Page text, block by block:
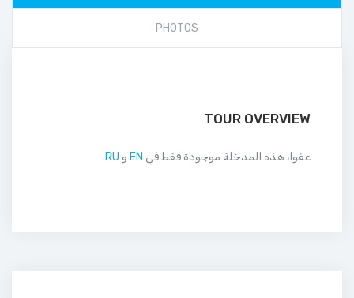
PHOTOS
TOUR OVERVIEW
عفوا، هذه المدخلة موجودة فقط في EN و RU
.